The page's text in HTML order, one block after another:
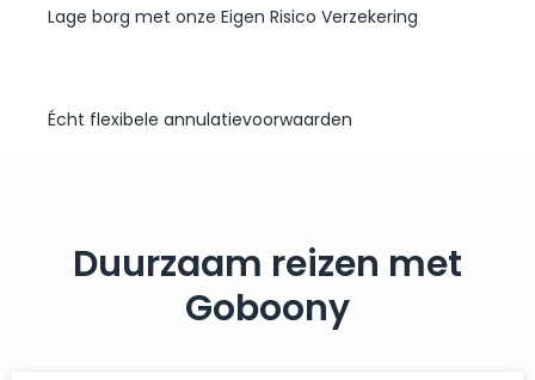
Lage borg met onze Eigen Risico Verzekering
Écht flexibele annulatievoorwaarden
Duurzaam reizen met
Goboony